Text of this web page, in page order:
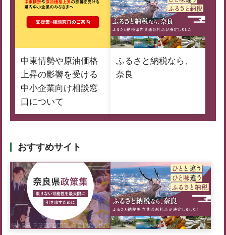
中東情勢や原油価格
上昇の影響を受ける
中小企業向け相談窓
口について
ふるさと納税なら、
奈良
おすすめサイト